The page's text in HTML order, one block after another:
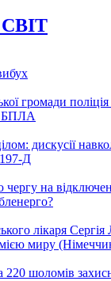
громади
БПЛА
дискусії
Д
на
лікаря
миру
220 шоломів